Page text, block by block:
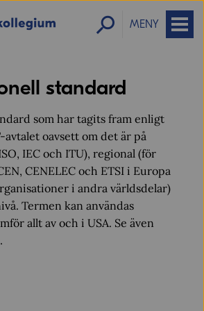
MENY
standard
som har tagits fram enligt
avtalet oavsett om det är på
IEC och ITU), regional (för
CENELEC och ETSI i Europa
i andra världsdelar)
Termen kan användas
allt av och i USA. Se även